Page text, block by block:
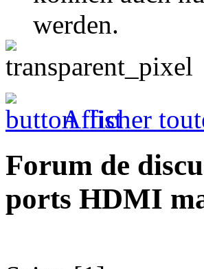
werden.
Afficher
Forum de
ports HDMI